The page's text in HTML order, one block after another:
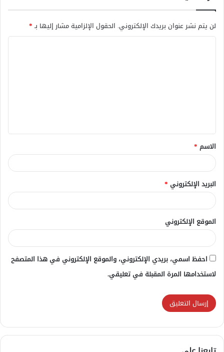
لن يتم نشر عنوان بريدك الإلكتروني. الحقول الإلزامية مشار إليها بـ*
ق
*
الاسم *
البريد الإلكتروني *
الموقع الإلكتروني
احفظ اسمي، بريدي الإلكتروني، والموقع الإلكتروني في هذا المتصفح
لاستخدامها المرة المقبلة في تعليقي.